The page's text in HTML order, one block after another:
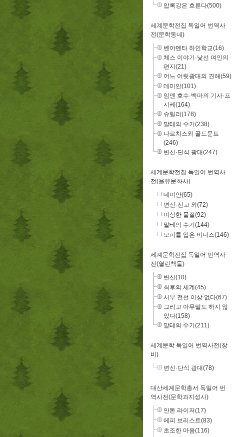
압록강은 흐른다(500)
세계문학전집 독일어 번역사
전(문학동네)
벤야멘타 하인학교(16)
체스 이야기·낯선 여인의
편지(21)
어느 어릿광대의 견해(59)
데미안(101)
임멘 호수·백마의 기사·프
시케(164)
슈틸러(178)
말테의 수기(238)
나르치스와 골드문트
(246)
변신·단식 광대(247)
세계문학전집 독일어 번역사
전(을유문화사)
데미안(65)
변신·선고 외(72)
이상한 물질(92)
말테의 수기(144)
모피를 입은 비너스(146)
세계문학전집 독일어 번역사
전(열린책들)
변신(10)
최후의 세계(45)
서부 전선 이상 없다(67)
그리고 아무말도 하지 않
았다(158)
말테의 수기(211)
세계문학 독일어 번역사전(창
비)
변신·단식 광대(78)
대산세계문학총서 독일어 번
역사전(문학과지성사)
안톤 라이저(17)
에피 브리스트(83)
초조한 마음(116)